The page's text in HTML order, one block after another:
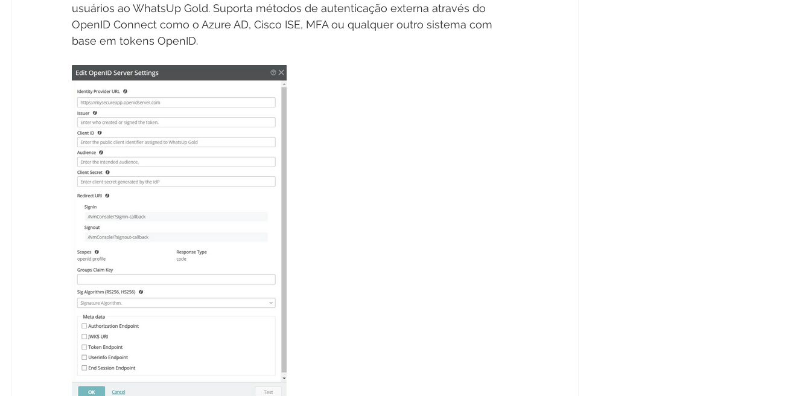
usuários ao WhatsUp Gold. Suporta métodos de autenticação externa através do
OpenID Connect como o Azure AD, Cisco ISE, MFA ou qualquer outro sistema com
base em tokens OpenID.